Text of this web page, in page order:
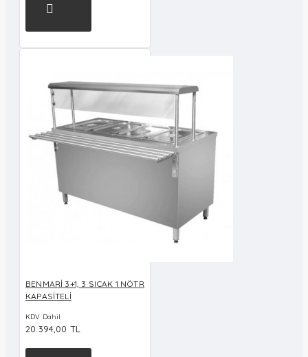
BENMARİ 3+1, 3 SICAK 1 NÖTR
KAPASİTELİ
KDV Dahil
20.394,00 TL